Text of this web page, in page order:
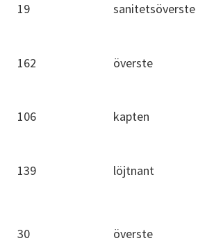
19 sanitetsöverste
162 överste
106 kapten
139 löjtnant
30 överste